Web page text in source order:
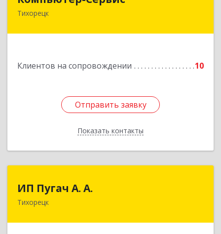
Тихорецк
Клиентов на сопровождении 10
Отправить заявку
Показать контакты
352040, Краснодарский край, Павловский р-н,
Отправить заявку
Назад
ИП Пугач А. А.
Тихорецк
352114, Краснодарский край, Тихорецкий р-н,